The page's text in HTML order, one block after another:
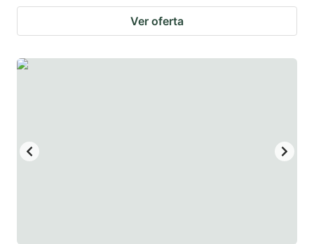
Ver oferta